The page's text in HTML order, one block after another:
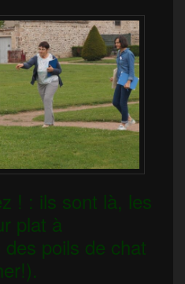
! : ils sont là, les
plat à
poils de chat